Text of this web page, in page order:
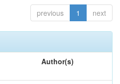
previous 1 next
Author(s)